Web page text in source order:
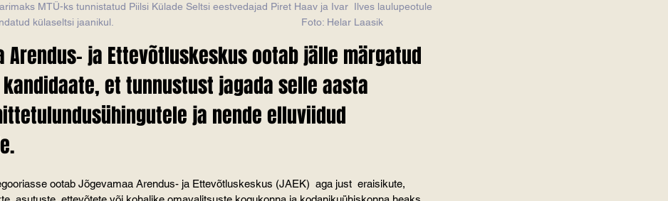
MTÜ-ks tunnistatud Piilsi Külade Seltsi eestvedajad Piret Haav ja Ivar  Ilves laulupeotule
külaseltsi jaanikul.                                                                  Foto: Helar Laasik
Arendus- ja Ettevõtluskeskus ootab jälle märgatud
et tunnustust jagada selle aasta
ja nende elluviidud
ootab Jõgevamaa Arendus- ja Ettevõtluskeskus (JAEK)  aga just  eraisikute,